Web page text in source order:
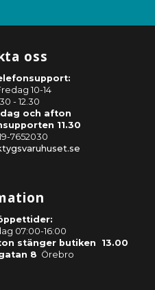
oss
10-14
- 12.30
och afton
11.30
7652030
07:00-16:00
stänger butiken 13.00
8 Örebro